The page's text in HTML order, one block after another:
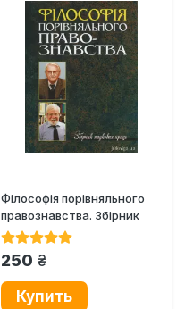
Філософія порівняльного
правознавства. Збірник
наукових праць
250 грн.